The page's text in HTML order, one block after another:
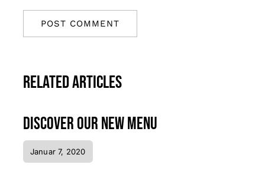
Related Articles
Discover our new menu
Januar 7, 2020